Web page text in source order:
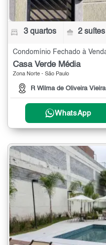
3 quartos 2 suítes
Casa Verde Média
Zona Norte - São Paulo
R Wilma de Oliveira Vieira
WhatsApp